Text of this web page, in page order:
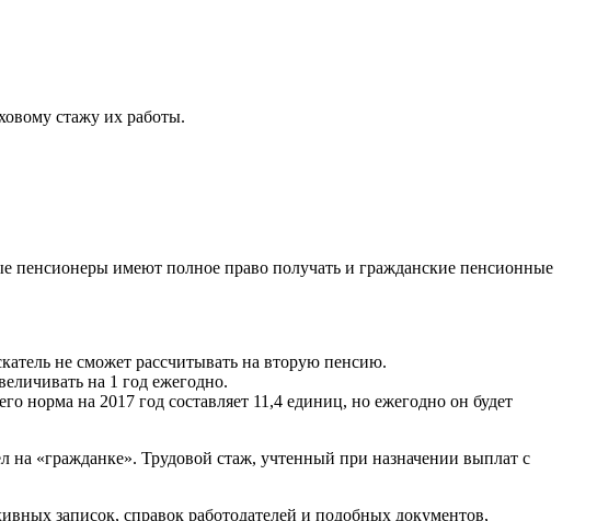
стажу их работы.
пенсионеры имеют полное право получать и гражданские пенсионные
не сможет рассчитывать на вторую пенсию.
на 1 год ежегодно.
норма на 2017 год составляет 11,4 единиц, но ежегодно он будет
на «гражданке». Трудовой стаж, учтенный при назначении выплат с
записок, справок работодателей и подобных документов,